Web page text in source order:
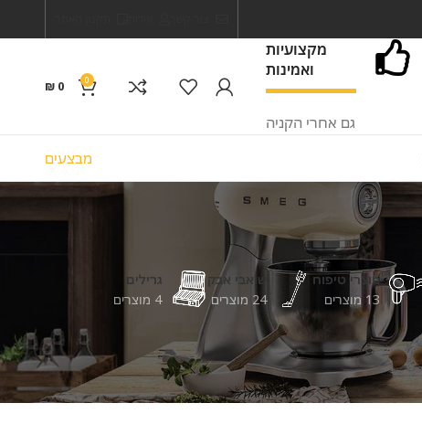
מקצועיות
ואמינות
גם אחרי הקניה
0
₪0
מבצעים
מוצרי טיפוח
13 מוצרים
שואבי אבק
24 מוצרים
גרילים
4 מוצרים